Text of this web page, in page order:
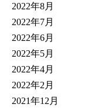
2022年8月
2022年7月
2022年6月
2022年5月
2022年4月
2022年2月
2021年12月